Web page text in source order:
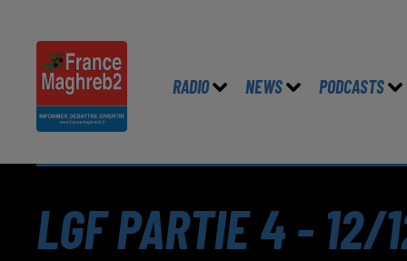
RADIO NEWS PODCASTS
LGF PARTIE 4 -